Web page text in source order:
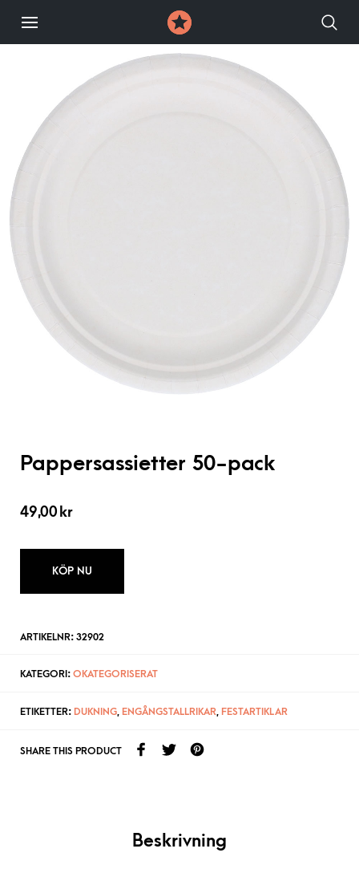
Pappersassietter 50-pack
49,00 kr
KÖP NU
ARTIKELNR: 32902
KATEGORI: OKATEGORISERAT
ETIKETTER: DUKNING, ENGÅNGSTALLRIKAR, FESTARTIKLAR
SHARE THIS PRODUCT
Beskrivning